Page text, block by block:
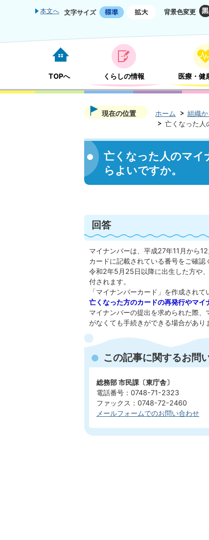
本文へ 文字サイズ 背景色変更
TOPへ くらしの情報 医療・健
現在の位置 ホーム 組織
亡くなった人
亡くなった人のマイ
らよいですか。
回答
マイナンバーは、平成27年11月から
カードに記載されている番号をご確認
令和2年5月25日以降に出生した方や
付されます。
「マイナンバーカード」を作成され
亡くなった方のカードの再発行やマイ
マイナンバーの提出を求められた際
がなくても手続きができる場合があり
この記事に関するお問
総務部 市民課〔東庁舎〕
電話番号：0748-71-2323
ファックス：0748-72-2460
メールフォームでのお問い合わせ